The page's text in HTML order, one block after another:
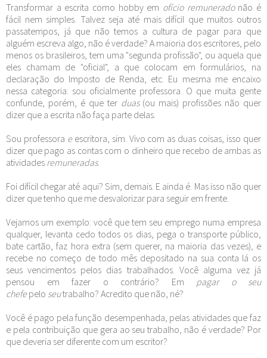
Transformar a escrita como hobby em ofício remuneradonão é
fácil nem simples. Talvez seja até mais difícil que muitos outros
passatempos, já que não temos a cultura de pagar para que
alguém escreva algo, não é verdade? A maioria dos escritores, pelo
menos os brasileiros, tem uma "segunda profissão", ou aquela que
eles chamam de "oficial", a que colocam em formulários, na
declaração do Imposto de Renda, etc. Eu mesma me encaixo
nessa categoria: sou oficialmente professora. O que muita gente
confunde, porém, é que ter duas(ou mais) profissões não quer
dizer que a escrita não faça parte delas.
Sou professora eescritora, sim. Vivo com as duas coisas, isso quer
dizer que pago as contas com o dinheiro que recebo de ambas as
atividades remuneradas.
Foi difícil chegar até aqui? Sim, demais. E ainda é. Mas isso não quer
dizer que tenho que me desvalorizar para seguir em frente.
Vejamos um exemplo: você que tem seu emprego numa empresa
qualquer, levanta cedo todos os dias, pega o transporte público,
bate cartão, faz hora extra (sem querer, na maioria das vezes), e
recebe no começo de todo mês depositado na sua conta lá os
seus vencimentos pelos dias trabalhados. Você alguma vez já
pensou em fazer o contrário? Em pagar o seu
chefepelo seutrabalho? Acredito que não, né?
Você é pago pela função desempenhada, pelas atividades que faz
e pela contribuição que gera ao seu trabalho, não é verdade? Por
que deveria ser diferente com um escritor?